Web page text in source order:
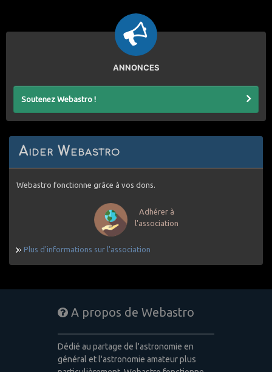
ANNONCES
Soutenez Webastro !
Aider Webastro
Webastro fonctionne grâce à vos dons.
Adhérer à
l'association
Plus d'informations sur l'association
A propos de Webastro
Dédié au partage de l'astronomie en
général et l'astronomie amateur plus